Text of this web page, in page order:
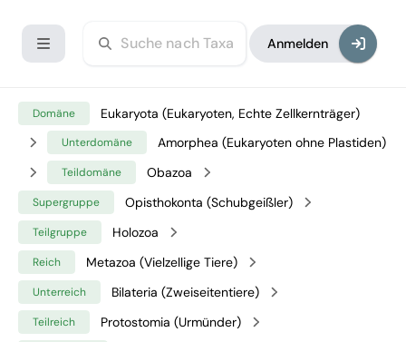
Anmelden
Domäne Eukaryota (Eukaryoten, Echte Zellkernträger)
Unterdomäne Amorphea (Eukaryoten ohne Plastiden)
Teildomäne Obazoa
Supergruppe Opisthokonta (Schubgeißler)
Teilgruppe Holozoa
Reich Metazoa (Vielzellige Tiere)
Unterreich Bilateria (Zweiseitentiere)
Teilreich Protostomia (Urmünder)